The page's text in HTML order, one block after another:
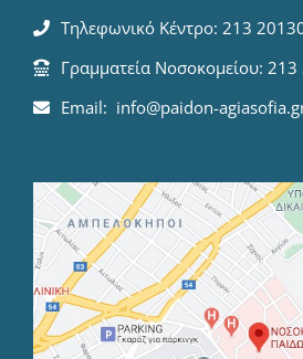
Τηλεφωνικό Κέντρο: 213
Γραμματεία Νοσοκομείου:
Email: info@paidon-